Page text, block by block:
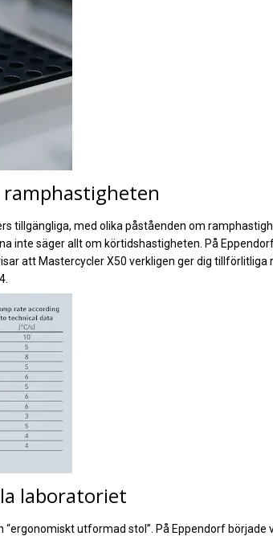
tillgängliga, med olika påståenden om
inte säger allt om körtidshastigheten. På
att Mastercycler X50 verkligen ger dig tillförlitliga
laboratoriet
“ergonomiskt utformad stol”. På Eppendorf